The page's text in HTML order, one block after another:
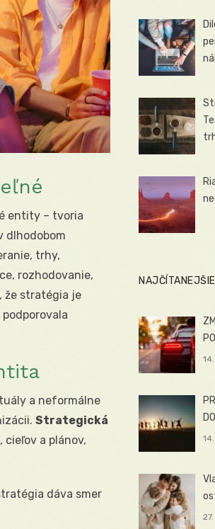
entity – tvoria
dlhodobom
trhy,
rozhodovanie,
že stratégia je
a neformálne
Strategická
a plánov,
dáva smer
NAJČÍTANEJŠIE